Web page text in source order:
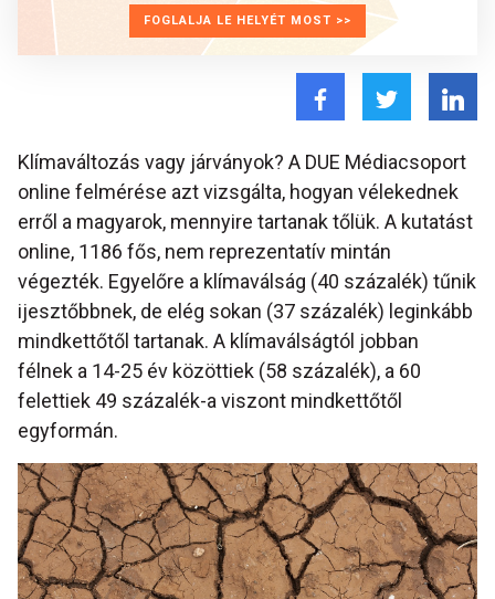
FOGLALJA LE HELYÉT MOST >>
Klímaváltozás vagy járványok? A DUE Médiacsoport
online felmérése azt vizsgálta, hogyan vélekednek
erről a magyarok, mennyire tartanak tőlük. A kutatást
online, 1186 fős, nem reprezentatív mintán
végezték. Egyelőre a klímaválság (40 százalék) tűnik
ijesztőbbnek, de elég sokan (37 százalék) leginkább
mindkettőtől tartanak. A klímaválságtól jobban
félnek a 14-25 év közöttiek (58 százalék), a 60
felettiek 49 százalék-a viszont mindkettőtől
egyformán.